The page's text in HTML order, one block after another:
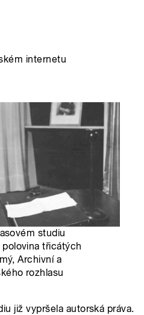
internetu
studiu
třicátých
Archivní a
rozhlasu
již vypršela autorská práva.